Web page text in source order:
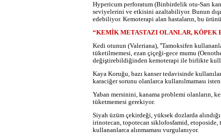
Hypericum perforatum (Binbirdelik otu-Sarı
seviyelerini ve etkisini azaltabiliyor. Bunun
edebiliyor. Kemoterapi alan hastaların, bu
“KEMİK METASTAZI OLANLAR,
Kedi otunun (Valeriana), ''Tamoksifen
tüketilmemesi, ezan çiçeği-gece mumu
değiştirebildiğinden kemoterapi ile birlikte
Kaya Koruğu, bazı kanser tedavisinde
karaciğer sorunu olanlarca kullanılmaması
Yaban mersinini, kanama problemi olanların,
tüketmemesi gerekiyor.
Siyah üzüm çekirdeği, yüksek dozlarda
irinotecan, topotecan siklofosfamid,
kullananlarca alınmaması vurgulanıyor.